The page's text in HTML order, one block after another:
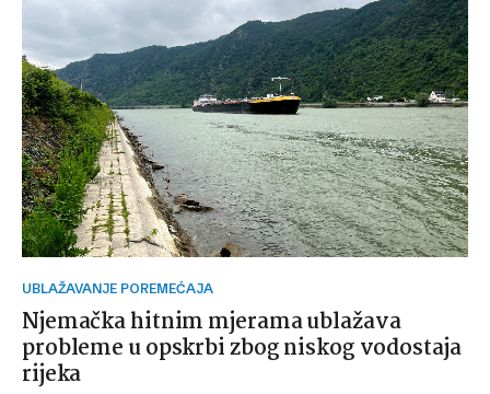
UBLAŽAVANJE POREMEĆAJA
Njemačka hitnim mjerama ublažava
probleme u opskrbi zbog niskog vodostaja
rijeka